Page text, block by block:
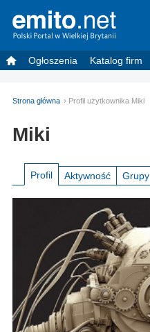
Ogłoszenia Katalog firm
Strona główna Profil użytkownika Miki
Miki
Profil Aktywność Grupy